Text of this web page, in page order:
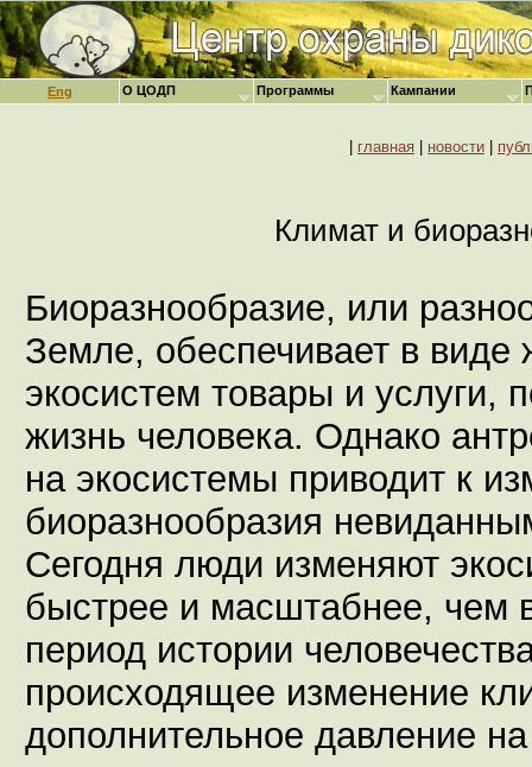
Eng
главная новости
Климат и
Биоразнообразие, или
Земле, обеспечивает в виде
экосистем товары и услуги,
жизнь человека. Однако
на экосистемы приводит к
биоразнообразия
Сегодня люди изменяют
быстрее и масштабнее, чем
период истории
происходящее изменение
дополнительное давление
О ЦОДП Программы Кампании